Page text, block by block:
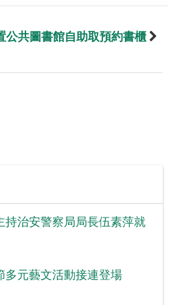
公共圖書館自助取預約書櫃
持治安警察局局長伍素萍就
多元藝文活動接連登場